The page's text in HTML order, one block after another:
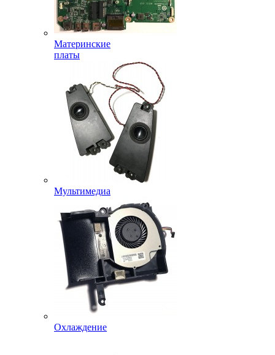
Материнские
платы
Мультимедиа
Охлаждение